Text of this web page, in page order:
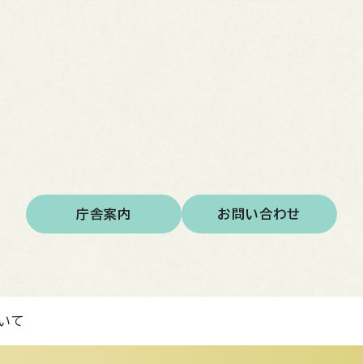
庁舎案内 お問い合わせ
て